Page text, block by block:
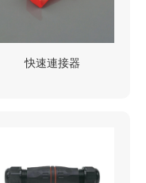
快速連接器